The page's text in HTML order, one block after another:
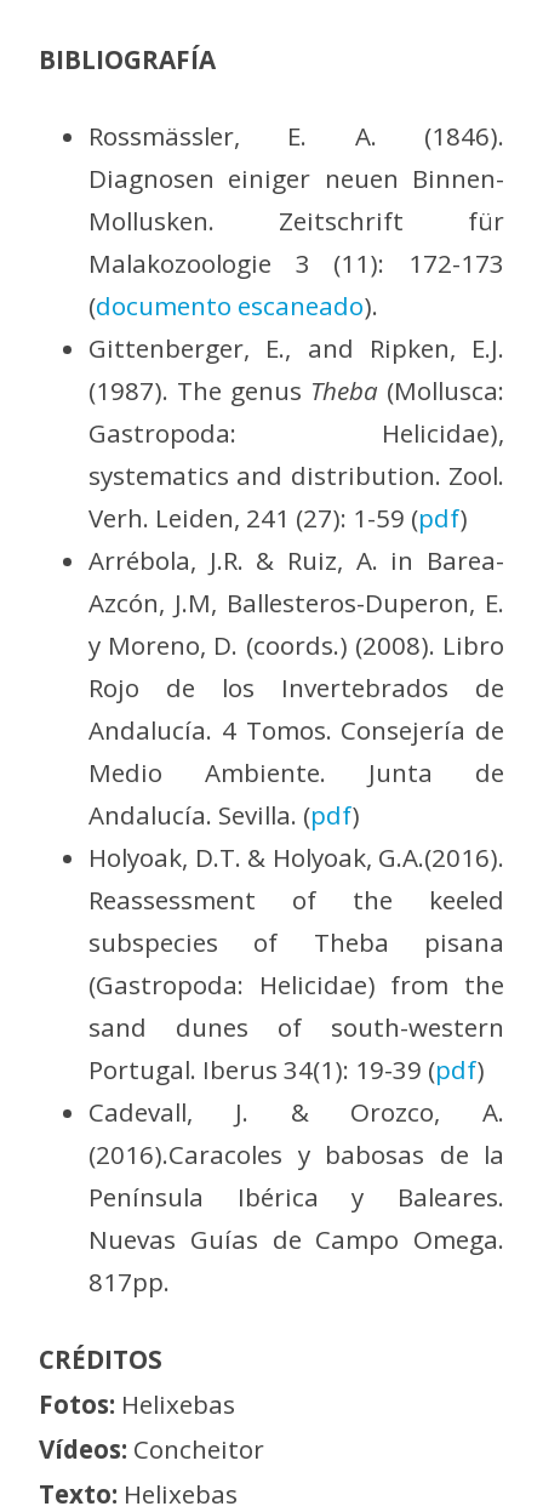
BIBLIOGRAFÍA
Rossmässler, E. A. (1846).
Diagnosen einiger neuen Binnen-
Mollusken. Zeitschrift für
Malakozoologie 3 (11): 172-173
(documento escaneado).
Gittenberger, E., and Ripken, E.J.
(1987). The genus Theba (Mollusca:
Gastropoda: Helicidae),
systematics and distribution. Zool.
Verh. Leiden, 241 (27): 1-59 (pdf)
Arrébola, J.R. & Ruiz, A. in Barea-
Azcón, J.M, Ballesteros-Duperon, E.
y Moreno, D. (coords.) (2008). Libro
Rojo de los Invertebrados de
Andalucía. 4 Tomos. Consejería de
Medio Ambiente. Junta de
Andalucía. Sevilla. (pdf)
Holyoak, D.T. & Holyoak, G.A.(2016).
Reassessment of the keeled
subspecies of Theba pisana
(Gastropoda: Helicidae) from the
sand dunes of south-western
Portugal. Iberus 34(1): 19-39 (pdf)
Cadevall, J. & Orozco, A.
(2016).Caracoles y babosas de la
Península Ibérica y Baleares.
Nuevas Guías de Campo Omega.
817pp.
CRÉDITOS
Fotos: Helixebas
Vídeos: Concheitor
Texto: Helixebas